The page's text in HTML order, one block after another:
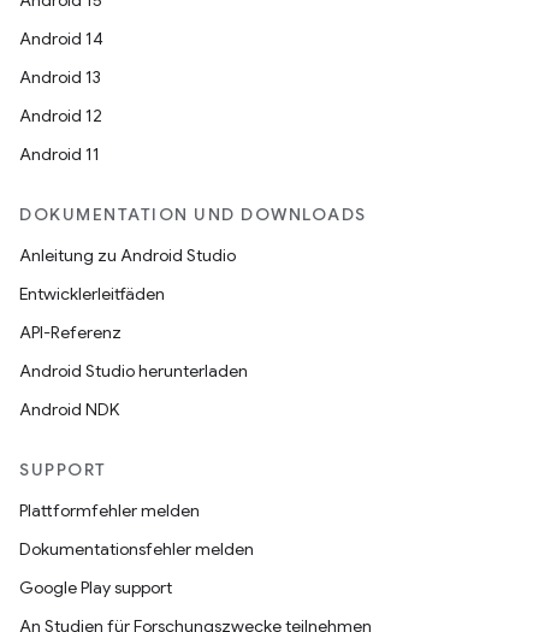
Android 14
Android 13
Android 12
Android 11
DOKUMENTATION UND DOWNLOADS
Anleitung zu Android Studio
Entwicklerleitfäden
API-Referenz
Android Studio herunterladen
Android NDK
SUPPORT
Plattformfehler melden
Dokumentationsfehler melden
Google Play support
An Studien für Forschungszwecke teilnehmen